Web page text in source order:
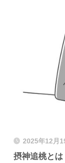
2025年12月
摂神追桃と